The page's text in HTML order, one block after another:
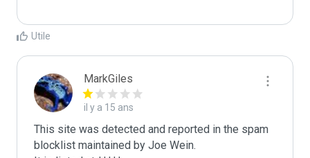
Utile
MarkGiles
il y a 15 ans
This site was detected and reported in the spam
blocklist maintained by Joe Wein.